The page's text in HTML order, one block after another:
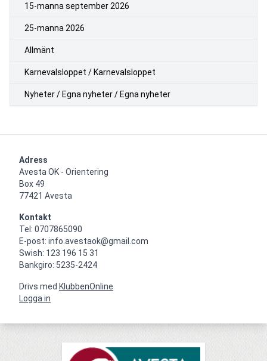
15-manna september 2026
25-manna 2026
Allmänt
Karnevalsloppet / Karnevalsloppet
Nyheter / Egna nyheter / Egna nyheter
Adress
Avesta OK - Orientering
Box 49
77421 Avesta
Kontakt
Tel: 0707865090
E-post: info.avestaok@gmail.com
Swish: 123 196 15 31
Bankgiro: 5235-2424
Drivs med KlubbenOnline
Logga in